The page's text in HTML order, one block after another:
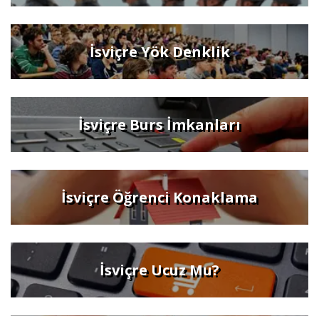
İsviçre Yök Denklik
İsviçre Burs İmkanları
İsviçre Öğrenci Konaklama
İsviçre Ucuz Mu?